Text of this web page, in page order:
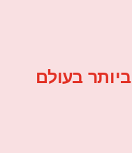
בעולם